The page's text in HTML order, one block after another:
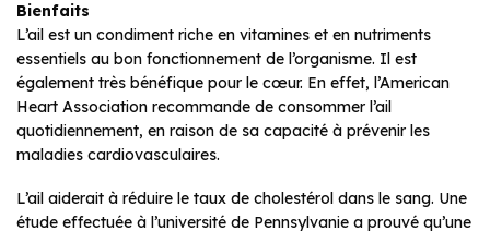
Bienfaits
L’ail est un condiment riche en vitamines et en nutriments
essentiels au bon fonctionnement de l’organisme. Il est
également très bénéfique pour le cœur. En effet, l’American
Heart Association recommande de consommer l’ail
quotidiennement, en raison de sa capacité à prévenir les
maladies cardiovasculaires.
L’ail aiderait à réduire le taux de cholestérol dans le sang. Une
étude effectuée à l’université de Pennsylvanie a prouvé qu’une